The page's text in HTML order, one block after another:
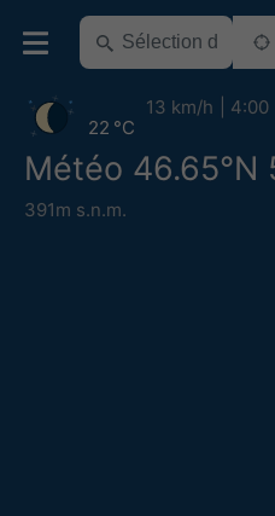
Météo 46.65°N
391m s.n.m.
22 °C
13 km/h 4:00